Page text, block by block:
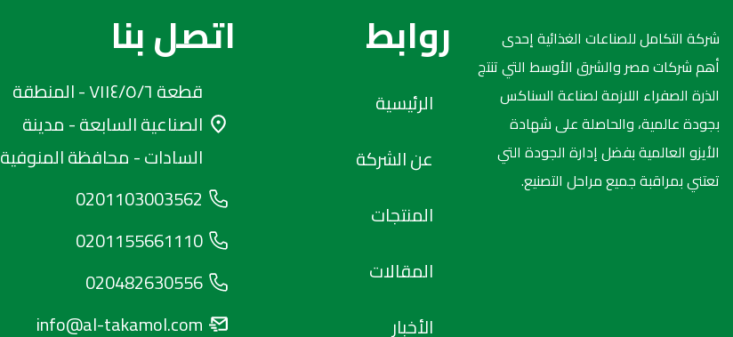
شركة التكامل للصناعات الغذائية إحدى
أهم شركات مصر والشرق الأوسط التي تنتج
الذرة الصفراء اللازمة لصناعة السناكس
بجودة عالمية، والحاصلة على شهادة
الأيزو العالمية بفضل إدارة الجودة التي
تعتني بمراقبة جميع مراحل التصنيع.
روابط
الرئيسية
عن الشركة
المنتجات
المقالات
الأخبار
اتصل بنا
قطعة ٧١١٤/٥/٦ - المنطقة
الصناعية السابعة - مدينة
السادات - محافظة المنوفية
0201103003562
0201155661110
020482630556
info@al-takamol.com